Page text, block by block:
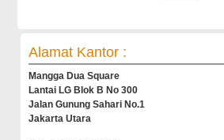
Alamat Kantor :
Mangga Dua Square
Lantai LG Blok B No 300
Jalan Gunung Sahari No.1
Jakarta Utara